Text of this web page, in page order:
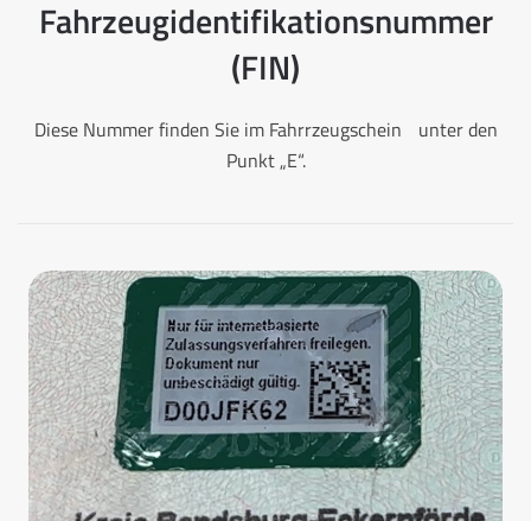
Fahrzeugidentifikationsnummer
(FIN)
Diese Nummer finden Sie im Fahrrzeugschein unter den
Punkt „E“.